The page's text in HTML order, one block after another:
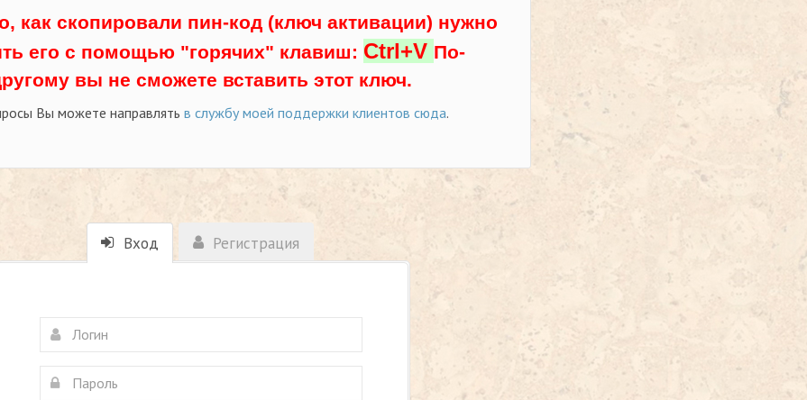
как скопировали пин-код (ключ активации) нужно
его с помощью "горячих" клавиш: Ctrl+V По-
вы не сможете вставить этот ключ.
Вы можете направлять в службу моей поддержки клиентов сюда.
Вход Регистрация